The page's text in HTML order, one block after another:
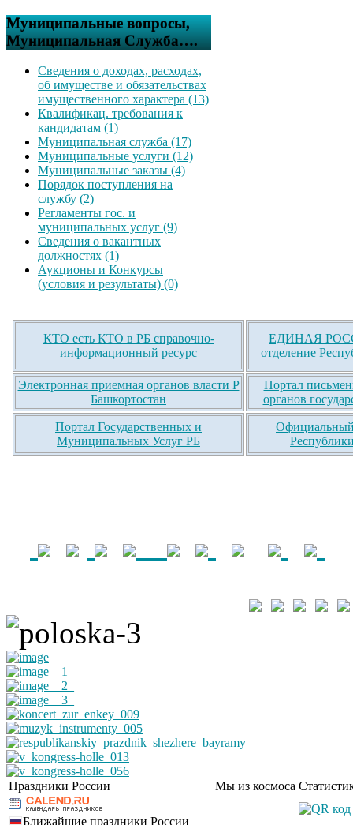
Муниципальные вопросы,
Муниципальная Служба….
Сведения о доходах, расходах,
об имуществе и обязательствах
имущественного характера (13)
Квалификац. требования к
кандидатам (1)
Муниципальная служба (17)
Муниципальные услуги (12)
Муниципальные заказы (4)
Порядок поступления на
службу (2)
Регламенты гос. и
муниципальных услуг (9)
Сведения о вакантных
должностях (1)
Аукционы и Конкурсы
(условия и результаты) (0)
КТО есть КТО в РБ справочно-
информационный ресурс
ЕДИНАЯ
отделение
Электронная приемная органов власти Р
Башкортостан
Портал
органов
Портал Государственных и
Муниципальных Услуг РБ
Официальный
Праздники России Мы из космоса
Ближайшие праздники России